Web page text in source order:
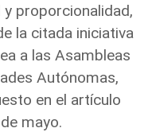
proporcionalidad,
la citada iniciativa
a las Asambleas
Autónomas,
en el artículo
mayo.